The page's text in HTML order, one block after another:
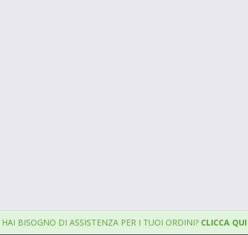
HAI BISOGNO DI ASSISTENZA PER I TUOI ORDINI? CLICCA QUI